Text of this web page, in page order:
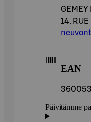
GEMEY
14,
EAN
Päivitämme